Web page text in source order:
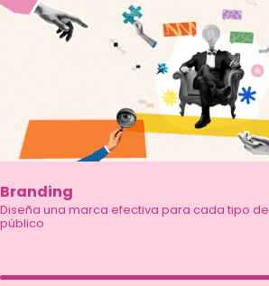
Branding
Diseña una marca efectiva para cada tipo de
público